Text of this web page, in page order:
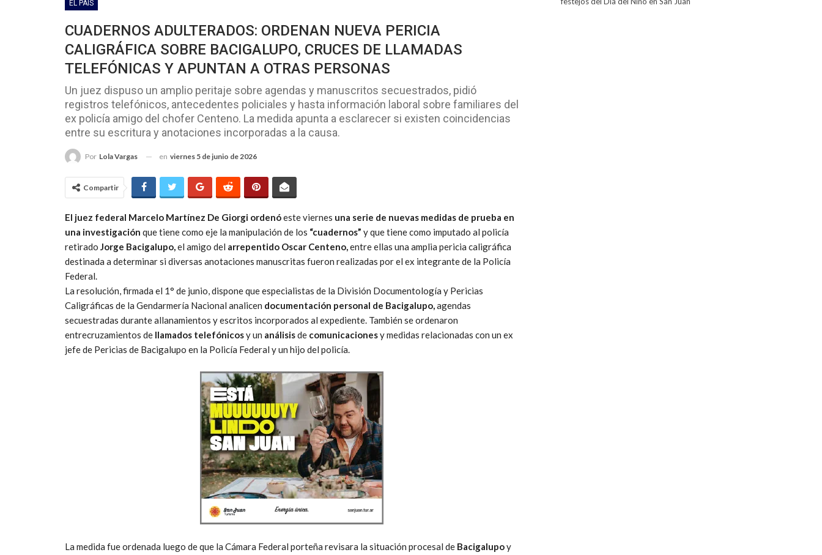
EL PAIS
CUADERNOS ADULTERADOS: ORDENAN NUEVA PERICIA
CALIGRÁFICA SOBRE BACIGALUPO, CRUCES DE LLAMADAS
TELEFÓNICAS Y APUNTAN A OTRAS PERSONAS
Un juez dispuso un amplio peritaje sobre agendas y manuscritos secuestrados, pidió
registros telefónicos, antecedentes policiales y hasta información laboral sobre familiares del
ex policía amigo del chofer Centeno. La medida apunta a esclarecer si existen coincidencias
entre su escritura y anotaciones incorporadas a la causa.
Por Lola Vargas en viernes 5 de junio de 2026
Compartir
El juez federal Marcelo Martínez De Giorgi ordenóeste viernes una serie de nuevas medidas de prueba en
una investigación que tiene como eje la manipulación de los “cuadernos” y que tiene como imputado al policía
retirado Jorge Bacigalupo,el amigo del arrepentido Oscar Centeno,entre ellas una amplia pericia caligráfica
destinada a determinar si diversas anotaciones manuscritas fueron realizadas por el ex integrante de la Policía
Federal.
La resolución, firmada el 1° de junio, dispone que especialistas de la División Documentología y Pericias
Caligráficas de la Gendarmería Nacional analicen documentación personal de Bacigalupo,agendas
secuestradas durante allanamientos y escritos incorporados al expediente. También se ordenaron
entrecruzamientos de llamados telefónicosy un análisisde comunicacionesy medidas relacionadas con un ex
jefe de Pericias de Bacigalupo en la Policía Federal y un hijo del policía.
La medida fue ordenada luego de que la Cámara Federal porteña revisara la situación procesal de Bacigalupoy